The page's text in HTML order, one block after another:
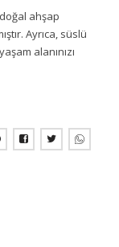
ahşap
Ayrıca, süslü
alanınızı